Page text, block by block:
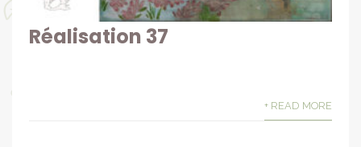
Réalisation 37
+ READ MORE